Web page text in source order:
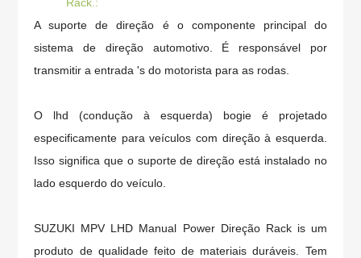
A suporte de direção é o componente principal do
sistema de direção automotivo. É responsável por
transmitir a entrada 's do motorista para as rodas.
O lhd (condução à esquerda) bogie é projetado
especificamente para veículos com direção à esquerda.
Isso significa que o suporte de direção está instalado no
lado esquerdo do veículo.
SUZUKI MPV LHD Manual Power Direção Rackis um
produto de qualidade feito de materiais duráveis. Tem